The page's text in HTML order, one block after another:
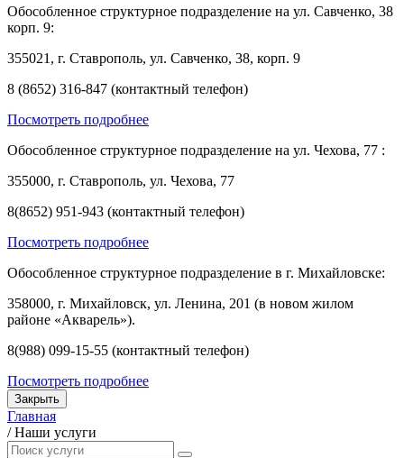
Обособленное структурное подразделение на ул. Савченко, 38
корп. 9:
355021, г. Ставрополь, ул. Савченко, 38, корп. 9
8 (8652) 316-847 (контактный телефон)
Посмотреть подробнее
Обособленное структурное подразделение на ул. Чехова, 77 :
355000, г. Ставрополь, ул. Чехова, 77
8(8652) 951-943 (контактный телефон)
Посмотреть подробнее
Обособленное структурное подразделение в г. Михайловске:
358000, г. Михайловск, ул. Ленина, 201 (в новом жилом
районе «Акварель»).
8(988) 099-15-55 (контактный телефон)
Посмотреть подробнее
Закрыть
Главная
/ Наши услуги